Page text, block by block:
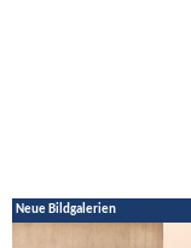
Neue Bildgalerien